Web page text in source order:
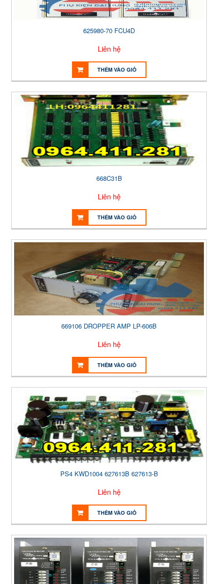
625980-70 FCU4D
Liên hệ
THÊM VÀO GIỎ
668C31B
Liên hệ
THÊM VÀO GIỎ
669106 DROPPER AMP LP-606B
Liên hệ
THÊM VÀO GIỎ
PS4 KWD1004 627613B 627613-B
Liên hệ
THÊM VÀO GIỎ